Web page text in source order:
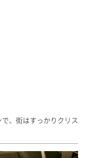
、街はすっかりクリス